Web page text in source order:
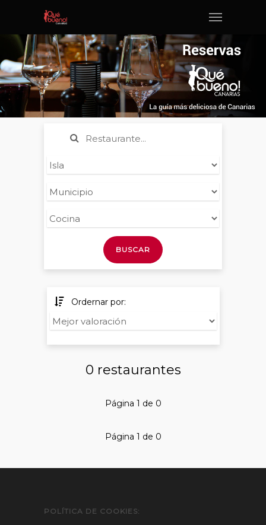
BUSCAR
Ordernar por:
0 restaurantes
Página 1 de 0
Página 1 de 0
POLÍTICA DE COOKIES: